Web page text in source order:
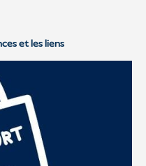
et les liens